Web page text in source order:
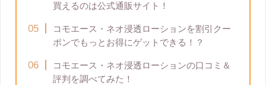
買えるのは公式通販サイト！
コモエース・ネオ浸透ローションを割引クー
ポンでもっとお得にゲットできる！？
コモエース・ネオ浸透ローションの口コミ＆
評判を調べてみた！